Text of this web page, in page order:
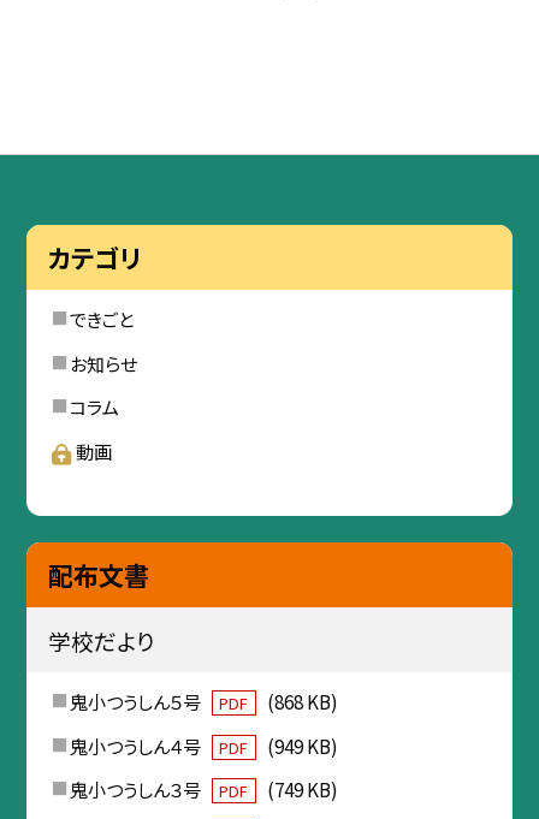
カテゴリ
できごと
お知らせ
コラム
動画
配布文書
学校だより
鬼小つうしん５号 PDF
(868 KB)
鬼小つうしん４号
PDF
(949 KB)
鬼小つうしん３号
PDF
(749 KB)